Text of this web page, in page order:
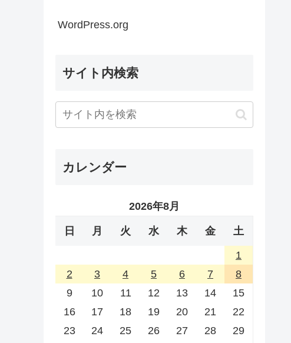
WordPress.org
サイト内検索
カレンダー
2026年8月
日 月 火 水 木 金 土
1
2
3 4 5 6 7
8
9
10 11 12 13 14
15
16
17 18 19 20 21
22
23
24 25 26 27 28
29